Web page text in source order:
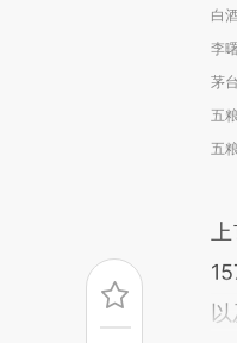
白
李
茅
五
五